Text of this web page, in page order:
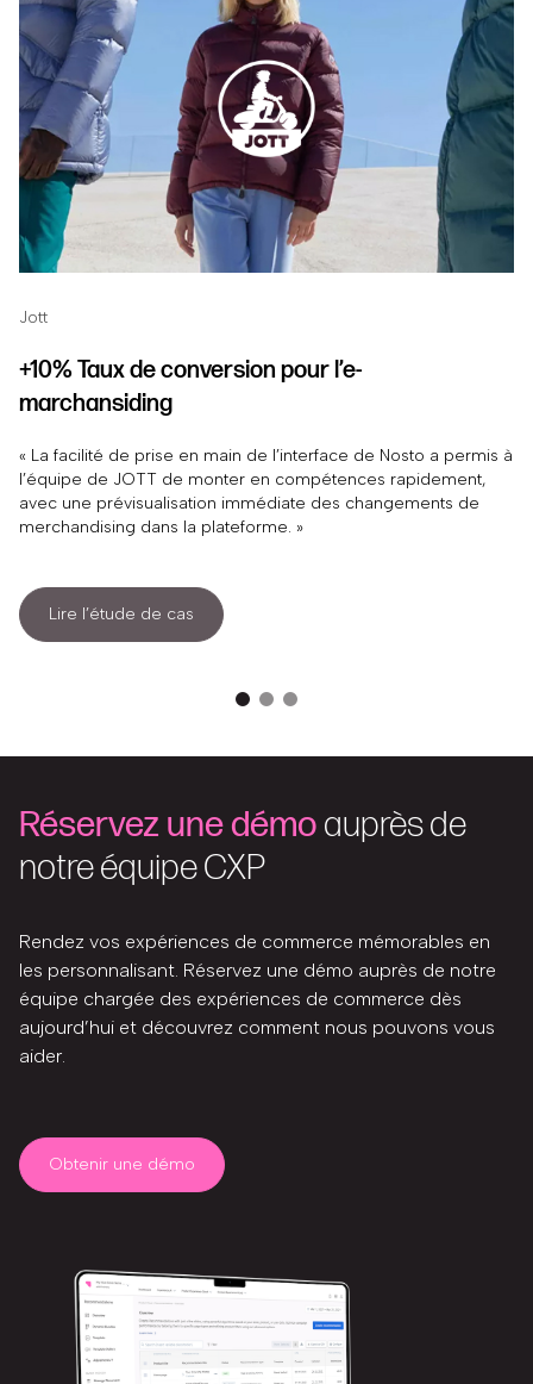
Jott
+10% Taux de conversion pour l’e-
marchansiding
« La facilité de prise en main de l’interface de Nosto a permis à
l’équipe de JOTT de monter en compétences rapidement,
avec une prévisualisation immédiate des changements de
merchandising dans la plateforme. »
Lire l’étude de cas
Réservez une démoauprès de
notre équipe CXP
Rendez vos expériences de commerce mémorables en
les personnalisant. Réservez une démo auprès de notre
équipe chargée des expériences de commerce dès
aujourd’hui et découvrez comment nous pouvons vous
aider.
Obtenir une démo